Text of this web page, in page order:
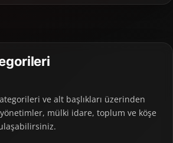
ve alt başlıkları üzerinden
mülki idare, toplum ve köşe